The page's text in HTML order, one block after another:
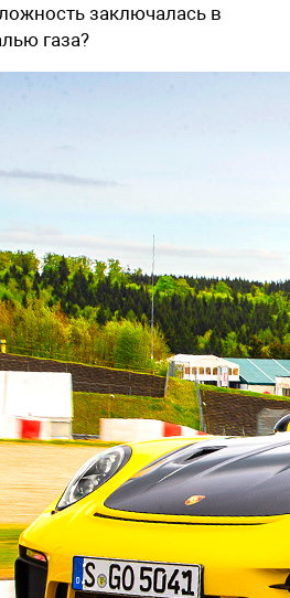
заключалась в
газа?